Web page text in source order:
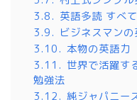
3.8. 英語多読 すべ
3.9. ビジネスマン
3.10. 本物の英語力
3.11. 世界で活躍す
勉強法
3.12. 純ジャパニー